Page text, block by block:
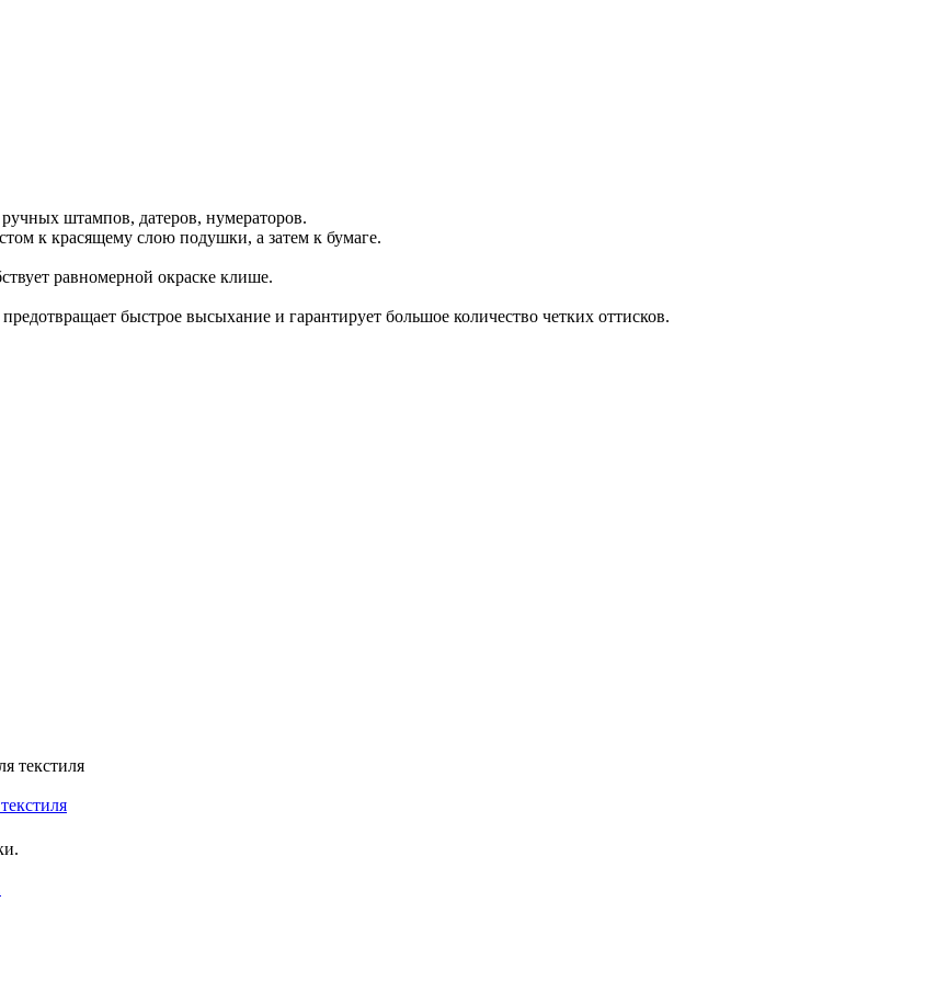
штампов, датеров, нумераторов.
к красящему слою подушки, а затем к бумаге.
равномерной окраске клише.
быстрое высыхание и гарантирует большое количество четких оттисков.